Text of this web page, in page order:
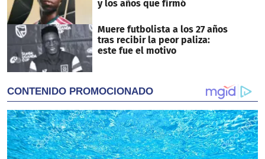
y los años que firmó
Muere futbolista a los 27 años
tras recibir la peor paliza:
este fue el motivo